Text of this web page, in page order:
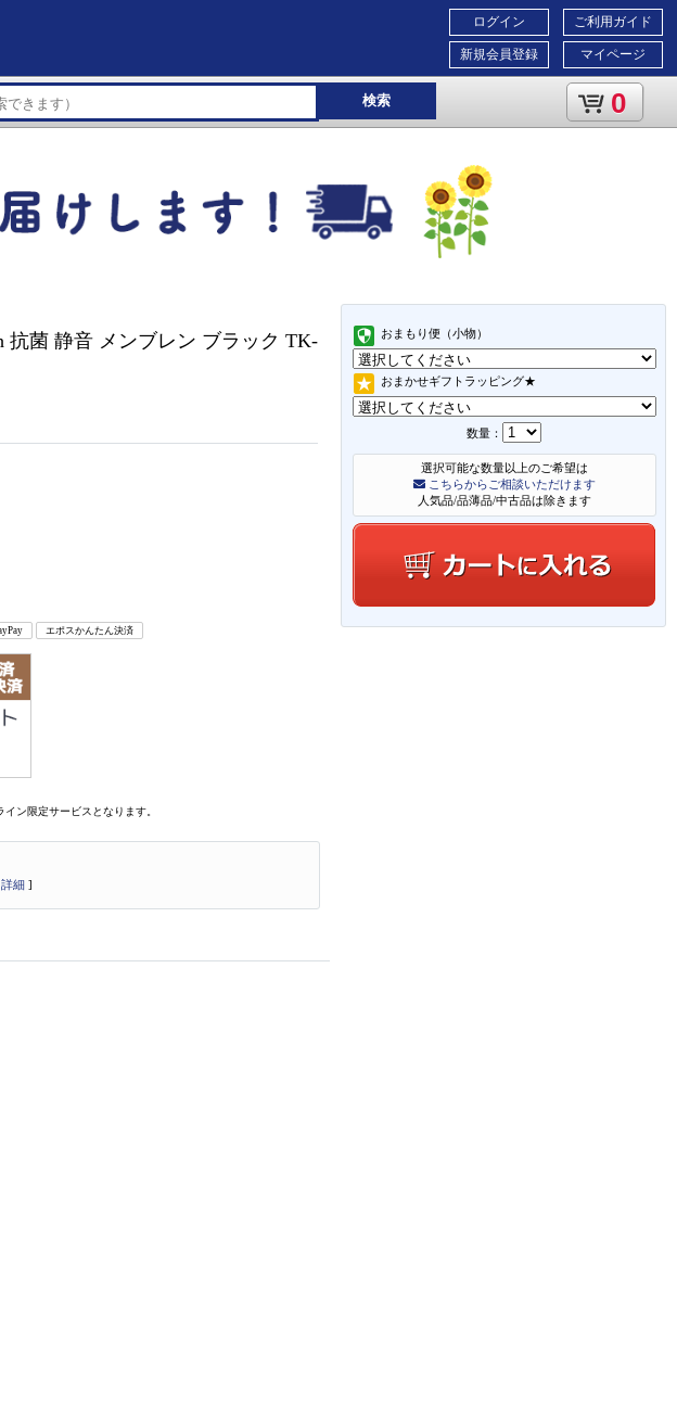
ご利用ガイド
マイページ
ログイン
新規会員登録
検索 0
おまもり便（小物）
おまかせギフトラッピング★
数量：
選択可能な数量以上のご希望は
こちらからご相談いただけます
人気品/品薄品/中古品は除きます
抗菌 静音 メンブレン ブラック TK-
エポスかんたん決済
ン限定サービスとなります。
詳細 ]